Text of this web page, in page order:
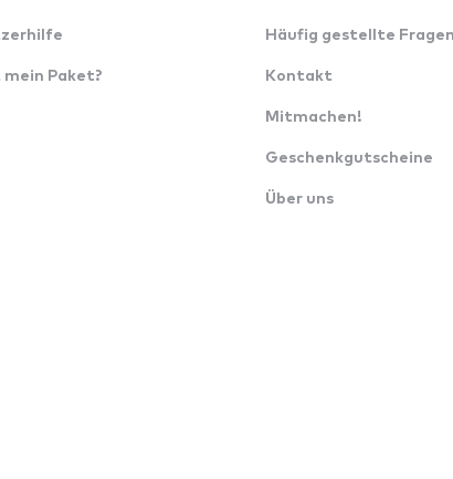
mein Paket?
Häufig gestellte Fragen
Kontakt
Mitmachen!
Geschenkgutscheine
Über uns